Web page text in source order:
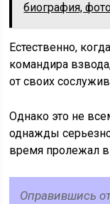
биография,
Естественно,
командира
от своих
Однако это не
однажды
время пролежал в
Оправившись